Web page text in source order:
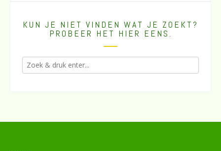
KUN JE NIET VINDEN WAT JE ZOEKT?
PROBEER HET HIER EENS.